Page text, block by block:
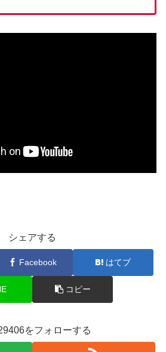
シェアする
Facebook はてブ
コピー
をフォローする